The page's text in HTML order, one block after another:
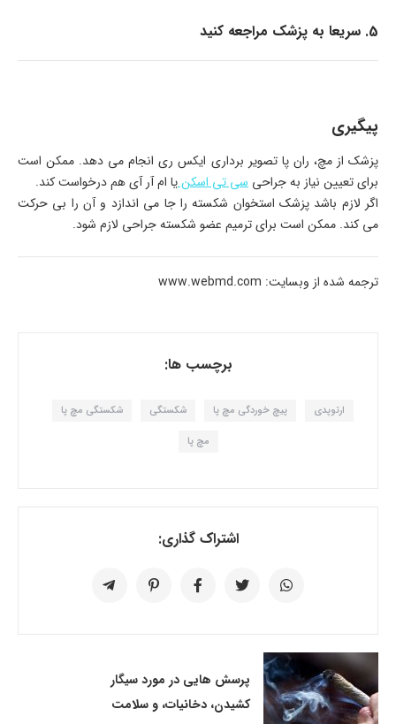
5. سریعا به پزشک مراجعه کنید
پیگیری
پزشک از مچ، ران پا تصویر برداری ایکس ری انجام می دهد. ممکن است
برای تعیین نیاز به جراحی سی تی اسکنیا ام آر آی هم درخواست کند.
اگر لازم باشد پزشک استخوان شکسته را جا می اندازد و آن را بی حرکت
می کند. ممکن است برای ترمیم عضو شکسته جراحی لازم شود.
ترجمه شده از وبسایت: www.webmd.com
برچسب ها:
ارتوپدی پیچ خوردگی مچ پا شکستگی شکستگی مچ پا
مچ پا
اشتراک گذاری:
پرسش هایی در مورد سیگار
کشیدن، دخانیات، و سلامت